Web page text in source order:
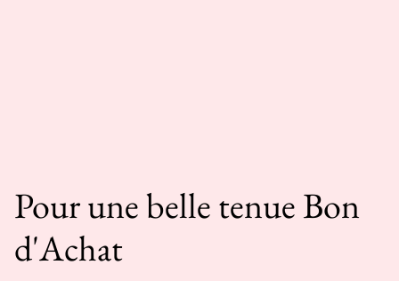
Pour une belle tenue Bon
d'Achat